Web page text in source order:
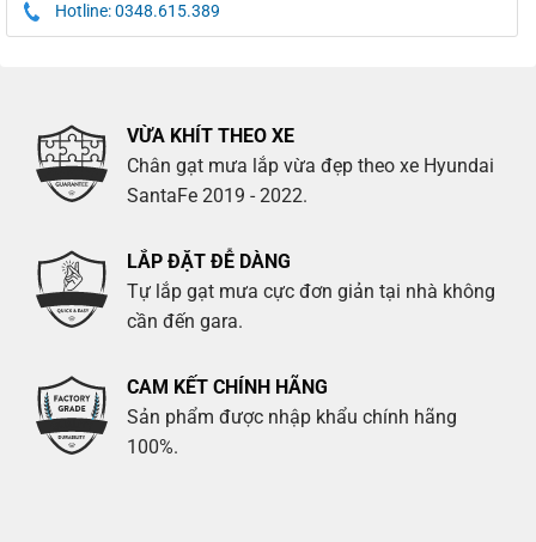
Hotline: 0348.615.389
VỪA KHÍT THEO XE
Chân gạt mưa lắp vừa đẹp theo xe Hyundai
SantaFe 2019 - 2022.
LẮP ĐẶT ĐỄ DÀNG
Tự lắp gạt mưa cực đơn giản tại nhà không
cần đến gara.
CAM KẾT CHÍNH HÃNG
Sản phẩm được nhập khẩu chính hãng
100%.